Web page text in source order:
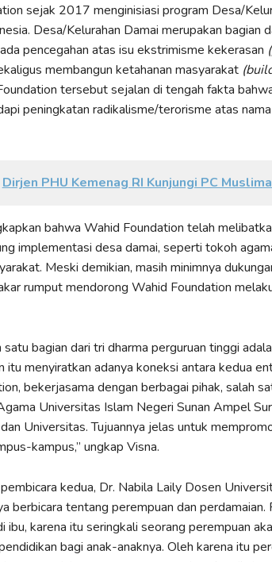
sejak 2017 menginisiasi program Desa/
Desa/Kelurahan Damai merupakan bagian
pencegahan atas isu ekstrimisme kekerasan
membangun ketahanan masyarakat
tersebut sejalan di tengah fakta
peningkatan radikalisme/terorisme atas nama
Dirjen PHU Kemenag RI Kunjungi PC
bahwa Wahid Foundation telah
implementasi desa damai, seperti tokoh
Meski demikian, masih minimnya
rumput mendorong Wahid Foundation
satu bagian dari tri dharma perguruan tinggi
itu menyiratkan adanya koneksi antara kedua
bekerjasama dengan berbagai pihak, salah
Universitas Islam Negeri Sunan Ampel
Universitas. Tujuannya jelas untuk
kampus,” ungkap Visna.
kedua, Dr. Nabila Laily Dosen
berbicara tentang perempuan dan perdamaian.
ibu, karena itu seringkali seorang perempuan
bagi anak-anaknya. Oleh karena itu